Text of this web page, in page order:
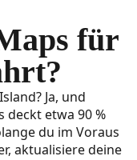
für
Ja, und
deckt etwa 90 %
du im Voraus
aktualisiere deine